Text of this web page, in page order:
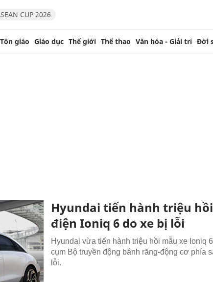
CUP 2026
giáo Giáo dục Thế giới Thể thao Văn hóa - Giải trí Đời
Hyundai tiến hành triệu
điện Ioniq 6 do xe bị lỗi
Hyundai vừa tiến hành triệu hồi mẫu xe Ioniq
cụm Bộ truyền động bánh răng-động cơ phía
lỗi.